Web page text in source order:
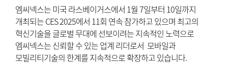
엠씨넥스는 미국 라스베이거스에서 1월 7일부터 10일까지
개최되는 CES 2025에서 11회 연속 참가하고 있으며 최고의
혁신기술을 글로벌 무대에 선보이려는 지속적인 노력으로
엠씨넥스는 신뢰할 수 있는 업계 리더로서 모바일과
모빌리티기술의 한계를 지속적으로 확장하고 있습니다.